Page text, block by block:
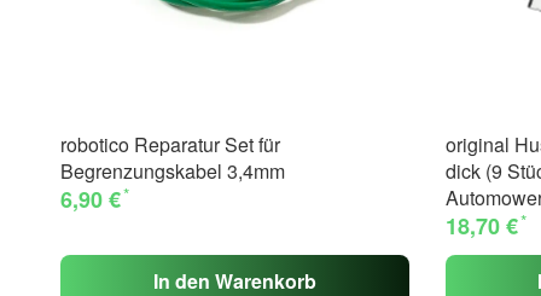
robotico Reparatur Set für
Begrenzungskabel 3,4mm
6,90 €*
In den Warenkorb
original
dick (9
18,70 €*